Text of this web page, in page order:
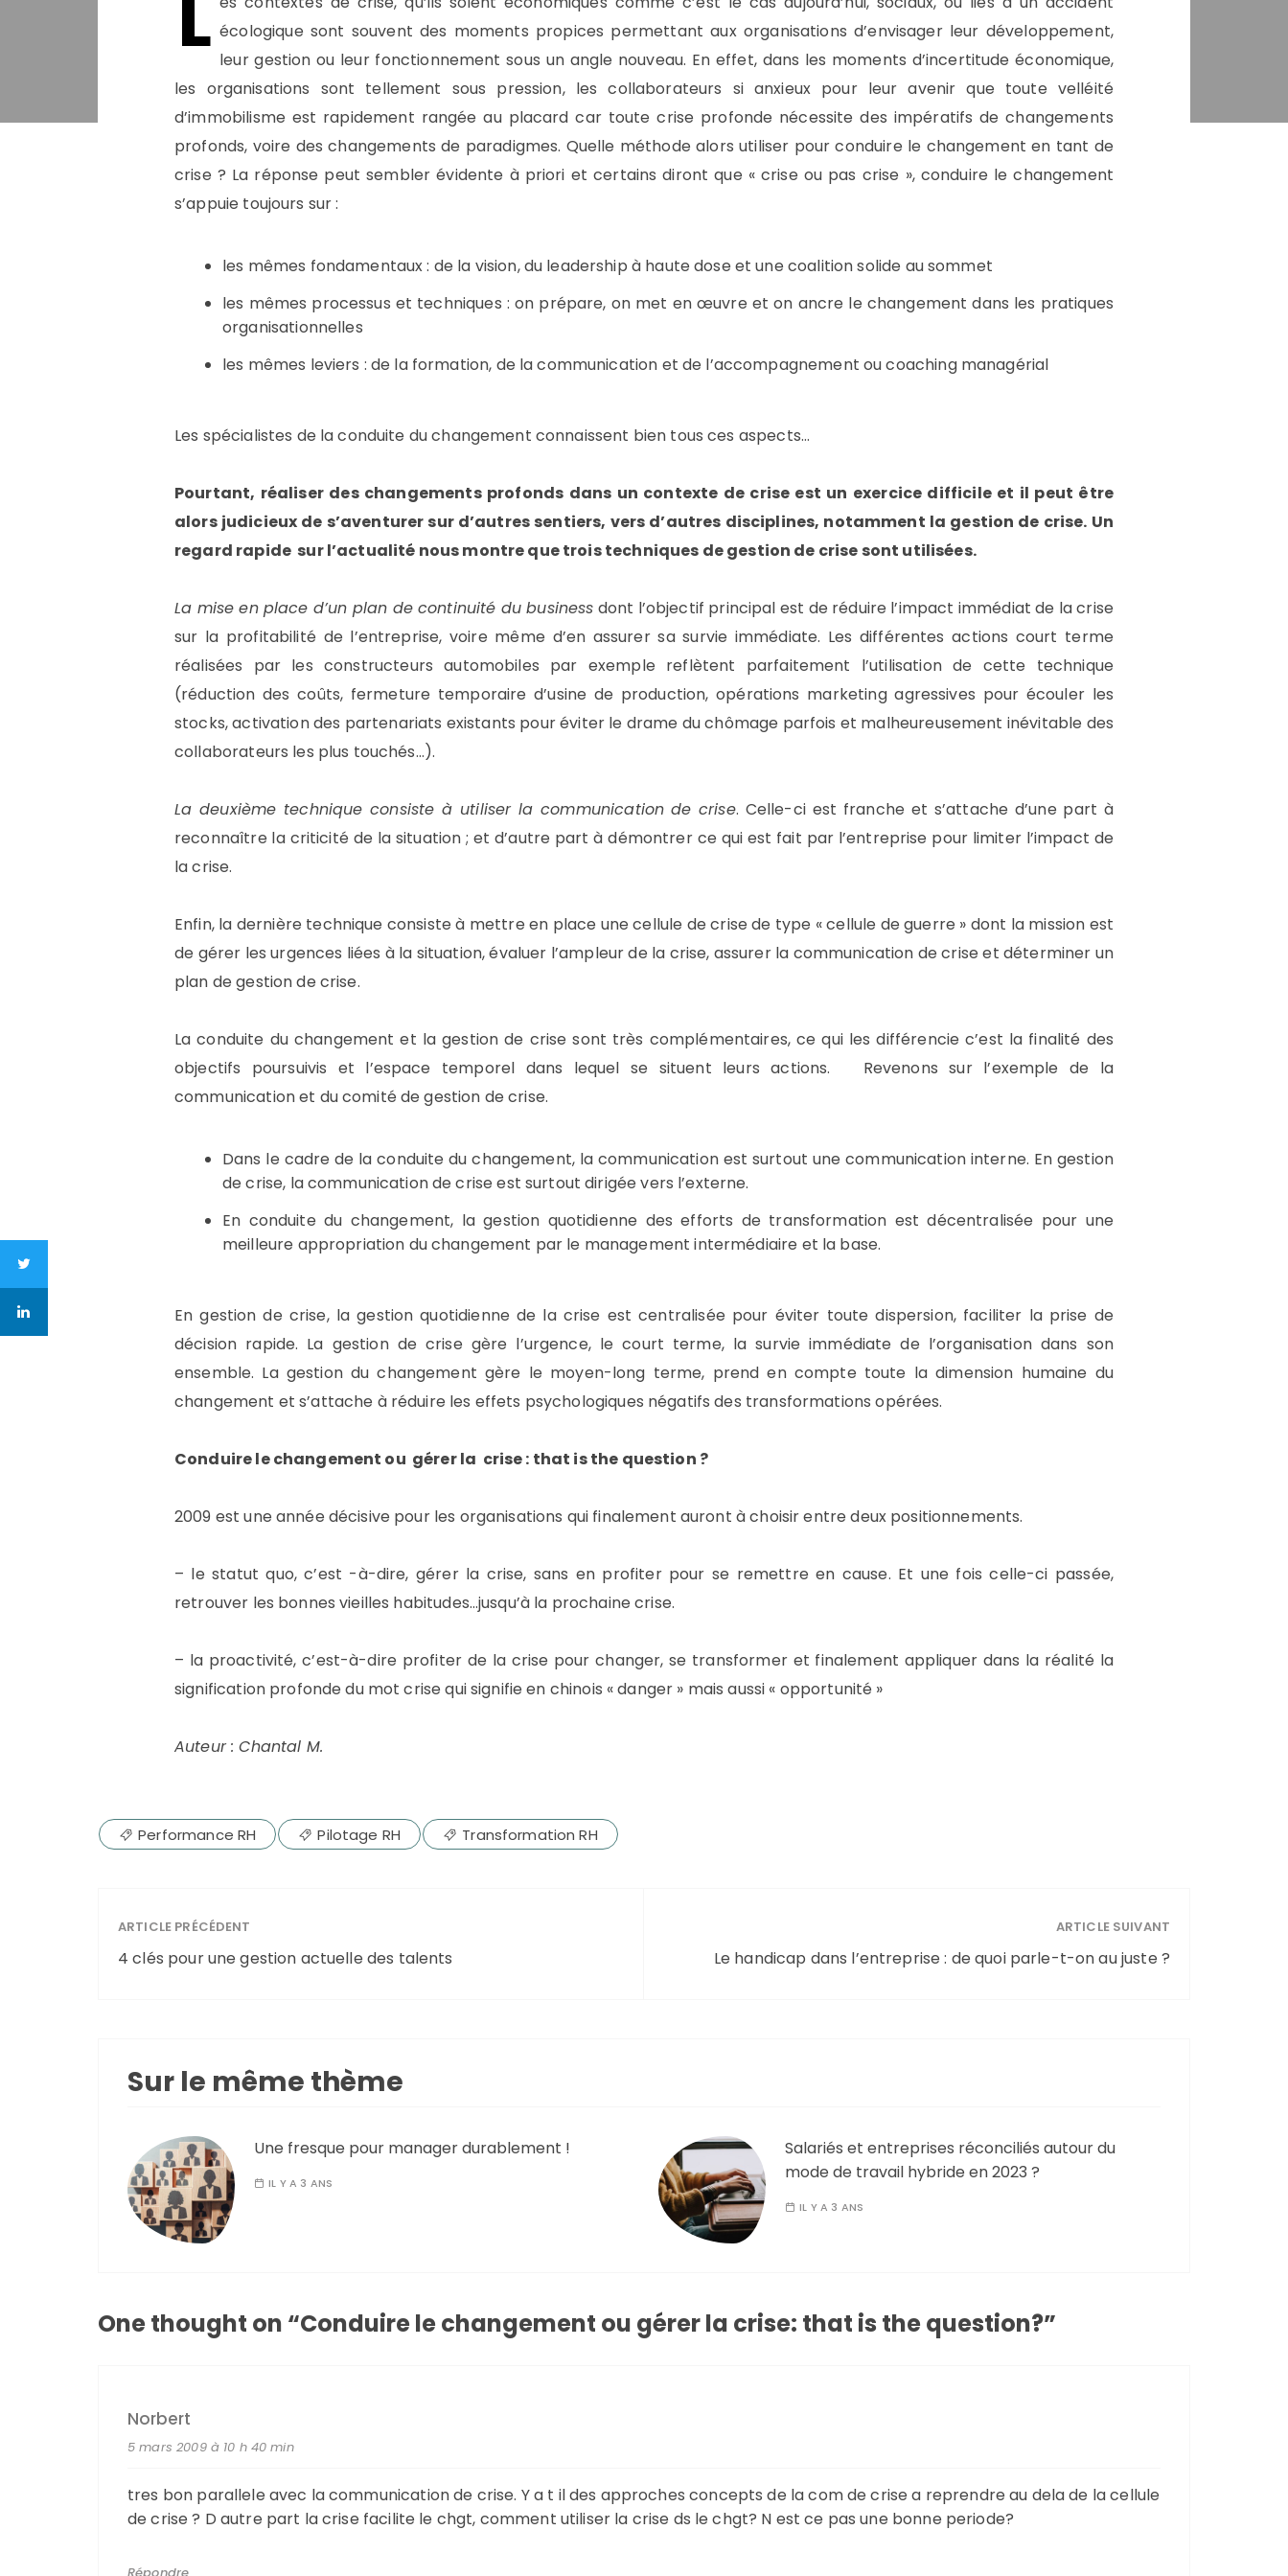
L écologique sont souvent des moments propices permettant aux organisations d’envisager leur développement,
leur gestion ou leur fonctionnement sous un angle nouveau. En effet, dans les moments d’incertitude économique,
les organisations sont tellement sous pression, les collaborateurs si anxieux pour leur avenir que toute velléité
d’immobilisme est rapidement rangée au placard car toute crise profonde nécessite des impératifs de changements
profonds, voire des changements de paradigmes. Quelle méthode alors utiliser pour conduire le changement en tant de
crise ? La réponse peut sembler évidente à priori et certains diront que « crise ou pas crise », conduire le changement
s’appuie toujours sur :
les mêmes fondamentaux : de la vision, du leadership à haute dose et une coalition solide au sommet
les mêmes processus et techniques : on prépare, on met en œuvre et on ancre le changement dans les pratiques
organisationnelles
les mêmes leviers : de la formation, de la communication et de l’accompagnement ou coaching managérial
Les spécialistes de la conduite du changement connaissent bien tous ces aspects…
Pourtant, réaliser des changements profonds dans un contexte de crise est un exercice difficile et il peut être
alors judicieux de s’aventurer sur d’autres sentiers, vers d’autres disciplines, notamment la gestion de crise. Un
regard rapide sur l’actualité nous montre que trois techniques de gestion de crise sont utilisées.
La mise en place d’un plan de continuité du business dont l’objectif principal est de réduire l’impact immédiat de la crise
sur la profitabilité de l’entreprise, voire même d’en assurer sa survie immédiate. Les différentes actions court terme
réalisées par les constructeurs automobiles par exemple reflètent parfaitement l’utilisation de cette technique
(réduction des coûts, fermeture temporaire d’usine de production, opérations marketing agressives pour écouler les
stocks, activation des partenariats existants pour éviter le drame du chômage parfois et malheureusement inévitable des
collaborateurs les plus touchés…).
La deuxième technique consiste à utiliser la communication de crise. Celle-ci est franche et s’attache d’une part à
reconnaître la criticité de la situation ; et d’autre part à démontrer ce qui est fait par l’entreprise pour limiter l’impact de
la crise.
Enfin, la dernière technique consiste à mettre en place une cellule de crise de type « cellule de guerre » dont la mission est
de gérer les urgences liées à la situation, évaluer l’ampleur de la crise, assurer la communication de crise et déterminer un
plan de gestion de crise.
La conduite du changement et la gestion de crise sont très complémentaires, ce qui les différencie c’est la finalité des
objectifs poursuivis et l’espace temporel dans lequel se situent leurs actions. Revenons sur l’exemple de la
communication et du comité de gestion de crise.
Dans le cadre de la conduite du changement, la communication est surtout une communication interne. En gestion
de crise, la communication de crise est surtout dirigée vers l’externe.
En conduite du changement, la gestion quotidienne des efforts de transformation est décentralisée pour une
meilleure appropriation du changement par le management intermédiaire et la base.
En gestion de crise, la gestion quotidienne de la crise est centralisée pour éviter toute dispersion, faciliter la prise de
décision rapide. La gestion de crise gère l’urgence, le court terme, la survie immédiate de l’organisation dans son
ensemble. La gestion du changement gère le moyen-long terme, prend en compte toute la dimension humaine du
changement et s’attache à réduire les effets psychologiques négatifs des transformations opérées.
Conduire le changement ou gérer la crise : that is the question ?
2009 est une année décisive pour les organisations qui finalement auront à choisir entre deux positionnements.
– le statut quo, c’est -à-dire, gérer la crise, sans en profiter pour se remettre en cause. Et une fois celle-ci passée,
retrouver les bonnes vieilles habitudes…jusqu’à la prochaine crise.
– la proactivité, c’est-à-dire profiter de la crise pour changer, se transformer et finalement appliquer dans la réalité la
signification profonde du mot crise qui signifie en chinois « danger » mais aussi « opportunité »
Auteur : Chantal M.
Performance RH Pilotage RH Transformation RH
ARTICLE PRÉCÉDENT
4 clés pour une gestion actuelle des talents
ARTICLE SUIVANT
Le handicap dans l’entreprise : de quoi parle-t-on au juste ?
Sur le même thème
Une fresque pour manager durablement !
IL Y A 3 ANS
Salariés et entreprises réconciliés autour du
mode de travail hybride en 2023 ?
IL Y A 3 ANS
One thought on “Conduire le changement ou gérer la crise: that is the question?”
Norbert
5 mars 2009 à 10 h 40 min
tres bon parallele avec la communication de crise. Y a t il des approches concepts de la com de crise a reprendre au dela de la cellule
de crise ? D autre part la crise facilite le chgt, comment utiliser la crise ds le chgt? N est ce pas une bonne periode?